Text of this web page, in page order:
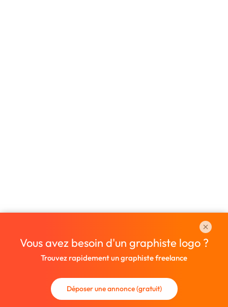
Vous avez besoin d'un graphiste logo ?
Trouvez rapidement un graphiste freelance
Déposer une annonce (gratuit)